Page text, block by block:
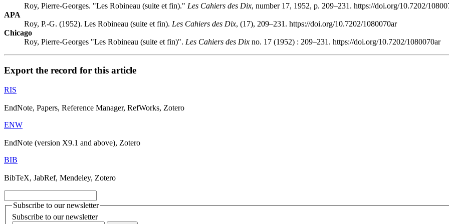
Roy, Pierre-Georges. "Les Robineau (suite et fin)." Les Cahiers des Dix, number 17, 1952, p. 209–231. https://doi.org/10.7202/
APA
Roy, P.-G. (1952). Les Robineau (suite et fin). Les Cahiers des Dix, (17), 209–231. https://doi.org/10.7202/1080070ar
Chicago
Roy, Pierre-Georges "Les Robineau (suite et fin)". Les Cahiers des Dix no. 17 (1952) : 209–231. https://doi.org/10.7202/1080070ar
Export the record for this article
RIS
EndNote, Papers, Reference Manager, RefWorks, Zotero
ENW
EndNote (version X9.1 and above), Zotero
BIB
BibTeX, JabRef, Mendeley, Zotero
Subscribe to our newsletter
Subscribe to our newsletter